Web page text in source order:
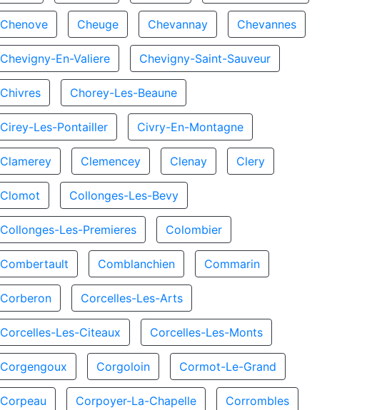
Chenove Cheuge Chevannay Chevannes
Chevigny-En-Valiere Chevigny-Saint-Sauveur
Chivres Chorey-Les-Beaune
Cirey-Les-Pontailler Civry-En-Montagne
Clamerey Clemencey Clenay Clery
Clomot Collonges-Les-Bevy
Collonges-Les-Premieres Colombier
Combertault Comblanchien Commarin
Corberon Corcelles-Les-Arts
Corcelles-Les-Citeaux Corcelles-Les-Monts
Corgengoux Corgoloin Cormot-Le-Grand
Corpeau Corpoyer-La-Chapelle Corrombles